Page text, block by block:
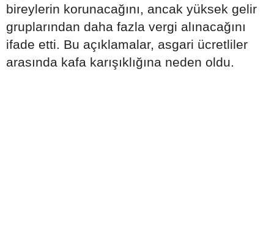
bireylerin korunacağını, ancak yüksek gelir
gruplarından daha fazla vergi alınacağını
ifade etti. Bu açıklamalar, asgari ücretliler
arasında kafa karışıklığına neden oldu.